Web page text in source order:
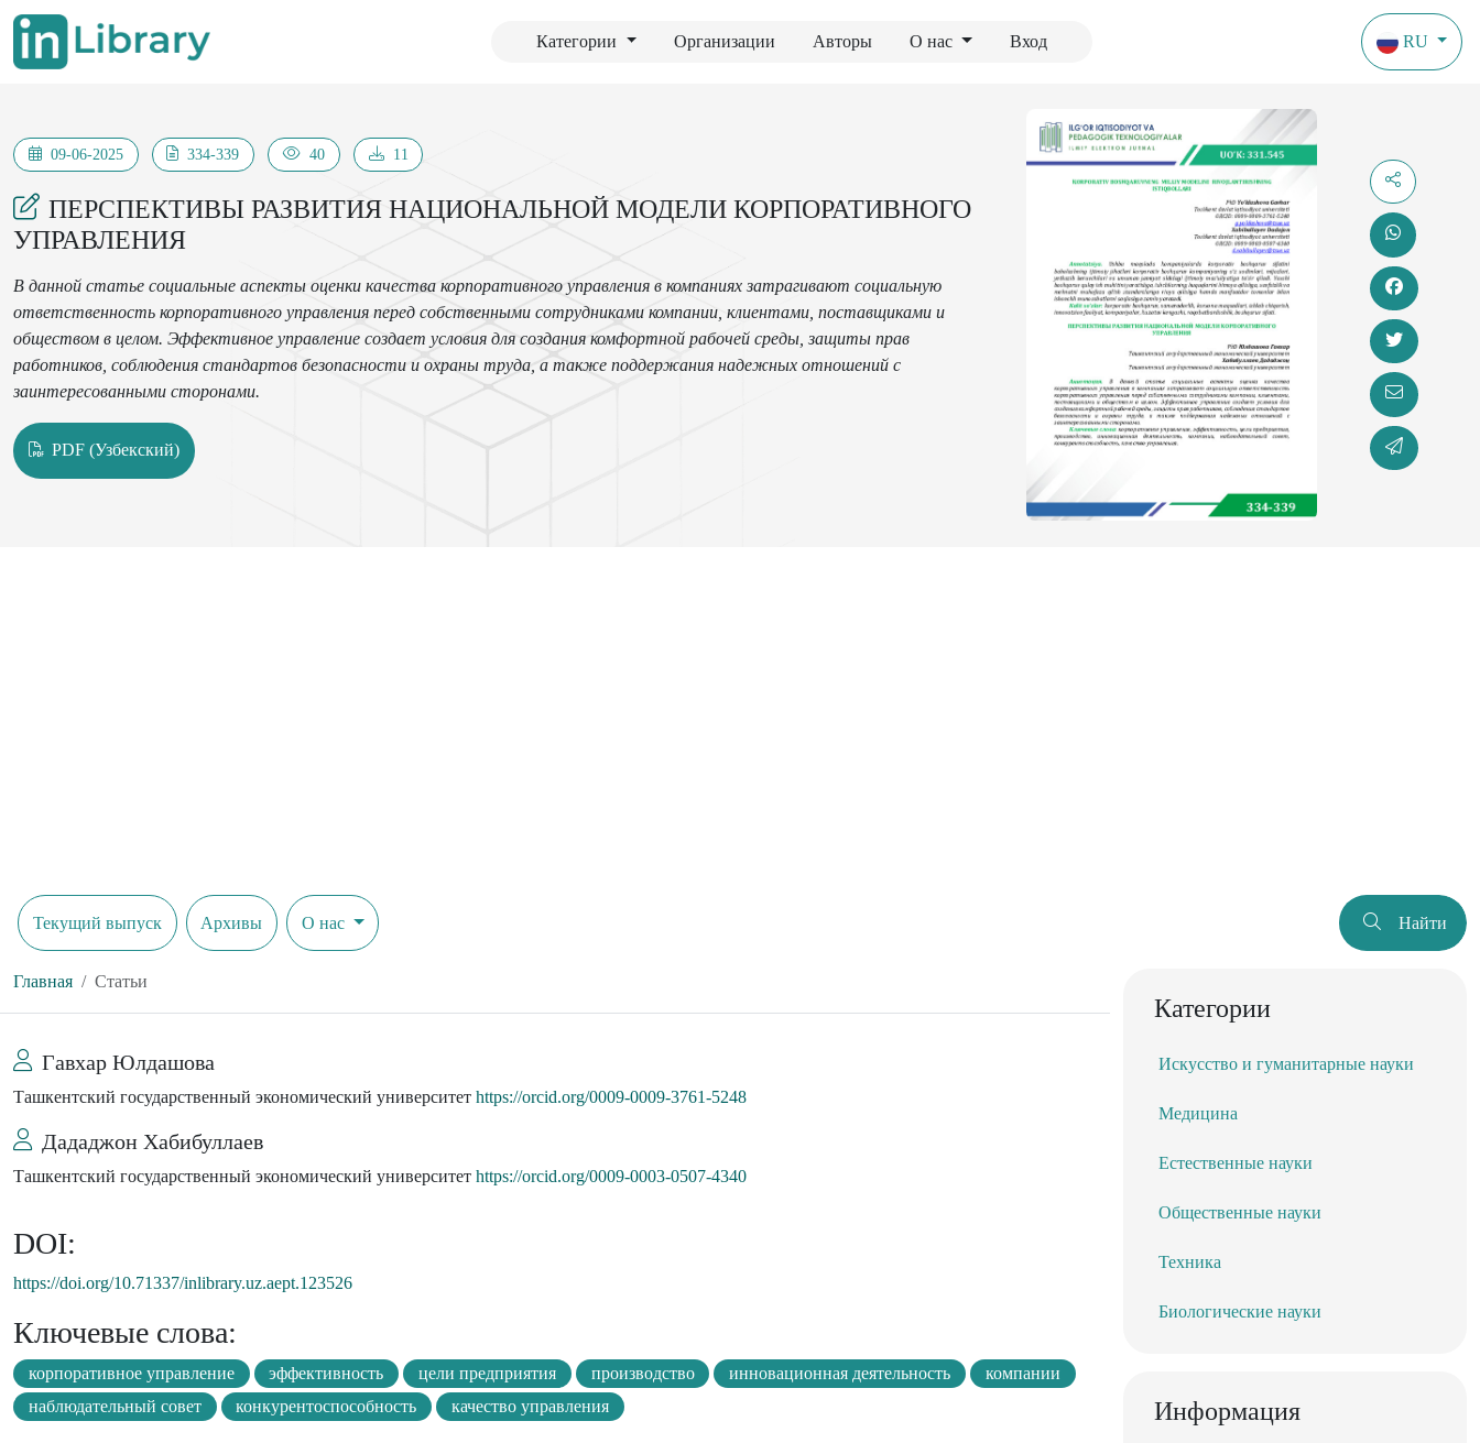
Категории Организации Авторы О нас Вход RU
09-06-2025 334-339 40 11
ПЕРСПЕКТИВЫ РАЗВИТИЯ НАЦИОНАЛЬНОЙ МОДЕЛИ КОРПОРАТИВНОГО
УПРАВЛЕНИЯ
В данной статье социальные аспекты оценки качества корпоративного управления в компаниях затрагивают социальную
ответственность корпоративного управления перед собственными сотрудниками компании, клиентами, поставщиками и
обществом в целом. Эффективное управление создает условия для создания комфортной рабочей среды, защиты прав
работников, соблюдения стандартов безопасности и охраны труда, а также поддержания надежных отношений с
заинтересованными сторонами.
PDF (Узбекский)
Текущий выпуск Архивы О нас Найти
Главная Статьи
Гавхар Юлдашова
Ташкентский государственный экономический университет https://orcid.org/0009-0009-3761-5248
Дададжон Хабибуллаев
Ташкентский государственный экономический университет https://orcid.org/0009-0003-0507-4340
DOI:
https://doi.org/10.71337/inlibrary.uz.aept.123526
Ключевые слова:
корпоративное управление эффективность цели предприятия производство инновационная деятельность
компании
наблюдательный совет
конкурентоспособность качество управления
Категории
Искусство и гуманитарные науки
Медицина
Естественные науки
Общественные науки
Техника
Биологические науки
Информация